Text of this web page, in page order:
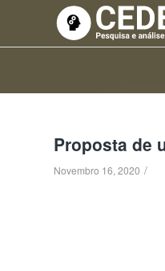
Proposta de
Novembro 16, 2020 /